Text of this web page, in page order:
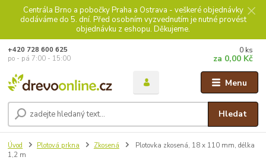
Centrála Brno a pobočky Praha a Ostrava - veškeré objednávky
dodáváme do 5. dní. Před osobním vyzvednutím je nutné provést
objednávku z eshopu. Děkujeme.
Menu
Hledat
+420 728 600 625
po - pá 7:00 - 15:00
0 ks
za 0,00 Kč
Úvod Plotová prkna Zkosená
Plotovka zkosená, 18 x 110 mm, délka
1,2 m